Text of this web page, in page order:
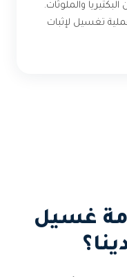
والملوثات.
تغسيل لإثبات
غسيل